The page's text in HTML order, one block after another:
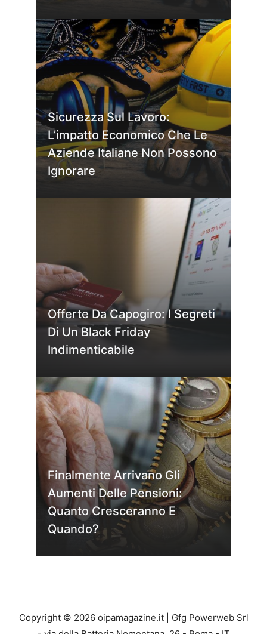
Sicurezza Sul Lavoro:
L’impatto Economico Che Le
Aziende Italiane Non Possono
Ignorare
Offerte Da Capogiro: I Segreti
Di Un Black Friday
Indimenticabile
Finalmente Arrivano Gli
Aumenti Delle Pensioni:
Quanto Cresceranno E
Quando?
Copyright © 2026 oipamagazine.it | Gfg Powerweb Srl